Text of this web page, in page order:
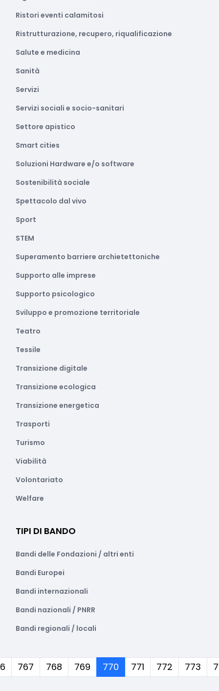
Ristori eventi calamitosi
Ristrutturazione, recupero, riqualificazione
Salute e medicina
Sanità
Servizi
Servizi sociali e socio-sanitari
Settore apistico
Smart cities
Soluzioni Hardware e/o software
Sostenibilità sociale
Spettacolo dal vivo
Sport
STEM
Superamento barriere archietettoniche
Supporto alle imprese
Supporto psicologico
Sviluppo e promozione territoriale
Teatro
Tessile
Transizione digitale
Transizione ecologica
Transizione energetica
Trasporti
Turismo
Viabilità
Volontariato
Welfare
TIPI DI BANDO
Bandi delle Fondazioni / altri enti
Bandi Europei
Bandi internazionali
Bandi nazionali / PNRR
Bandi regionali / locali
767 768 769 770 (corrente)
771 772 773